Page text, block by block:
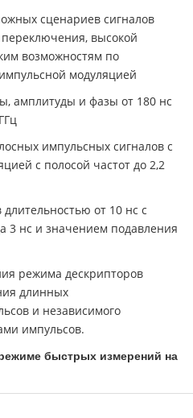
сценариев сигналов
высокой
возможностям по
модуляцией
амплитуды и фазы от 180 нс
импульсных сигналов с
с полосой частот до 2,2
от 10 нс с
3 нс и значением подавления
режима дескрипторов
длинных
и независимого
импульсов.
быстрых измерений на